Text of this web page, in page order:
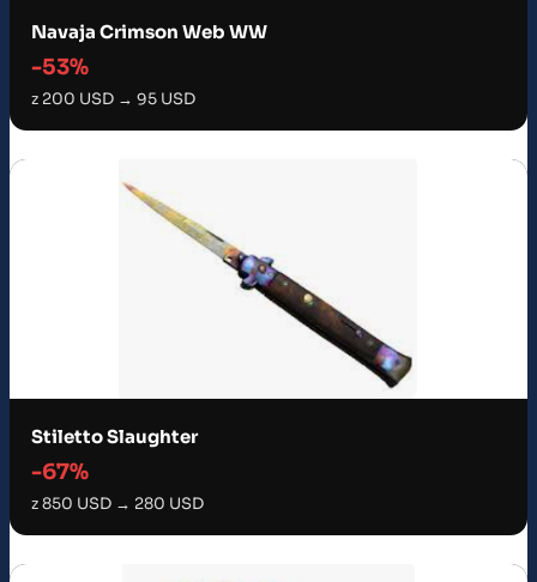
Navaja Crimson Web WW
-53%
z 200 USD → 95 USD
Stiletto Slaughter
-67%
z 850 USD → 280 USD